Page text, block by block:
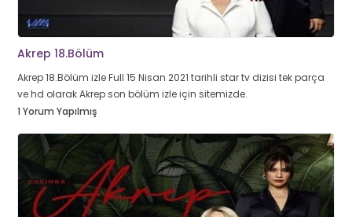
Akrep 18.Bölüm
Akrep 18.Bölüm izle Full 15 Nisan 2021 tarihli star tv dizisi tek parça
ve hd olarak Akrep son bölüm izle için sitemizde.
1 Yorum Yapılmış